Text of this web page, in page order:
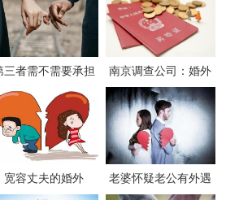
三者需不需要承担
离婚赔偿责任
南京调查公司：婚外
情调查如何取证
宽容丈夫的婚外
情……
老婆怀疑老公有外遇
怎么处理